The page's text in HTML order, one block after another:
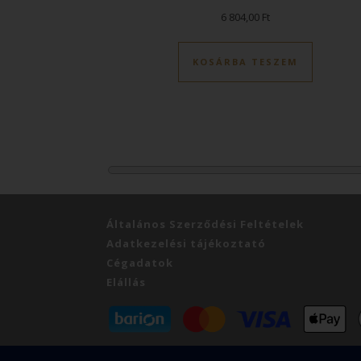
6 804,00 Ft
KOSÁRBA TESZEM
Általános Szerződési Feltételek
Adatkezelési tájékoztató
Cégadatok
Elállás